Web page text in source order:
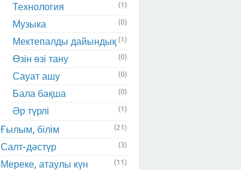
Технология (1)
Музыка (0)
Мектепалды дайындық (1)
Өзін өзі тану (0)
Сауат ашу (0)
Бала бақша (0)
Әр түрлі (1)
Ғылым, білім (21)
Салт-дәстүр (3)
Мереке, атаулы күн (11)